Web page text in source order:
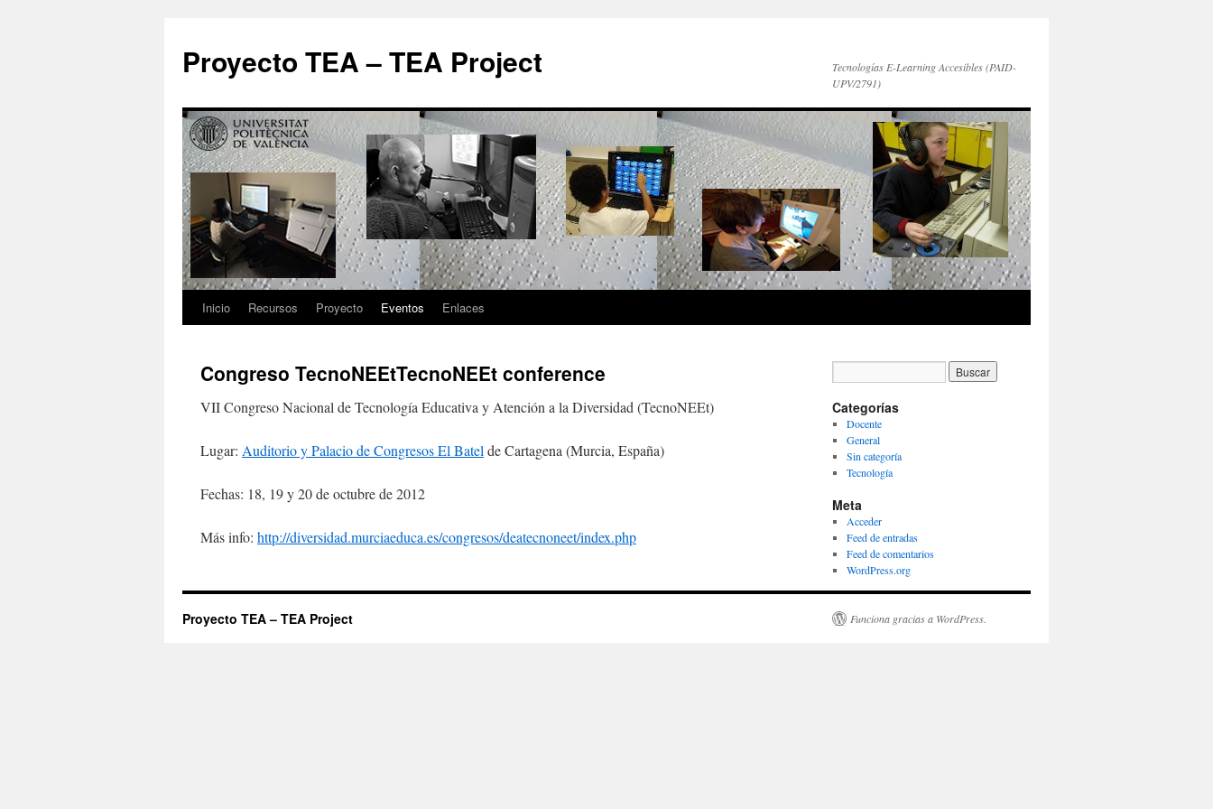
Proyecto TEA – TEA Project
Tecnologías E-Learning Accesibles (PAID-
UPV/2791)
Inicio Recursos Proyecto Eventos Enlaces
Congreso TecnoNEEtTecnoNEEt conference
VII Congreso Nacional de Tecnología Educativa y Atención a la Diversidad (TecnoNEEt)
Lugar: Auditorio y Palacio de Congresos El Batel de Cartagena (Murcia, España)
Fechas: 18, 19 y 20 de octubre de 2012
Más info: http://diversidad.murciaeduca.es/congresos/deatecnoneet/index.php
Categorías
Docente
General
Sin categoría
Tecnología
Meta
Acceder
Feed de entradas
Feed de comentarios
WordPress.org
Proyecto TEA – TEA Project Funciona gracias a WordPress.